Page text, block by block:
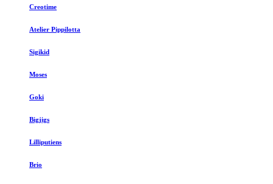
Creotime
Atelier Pippilotta
Sigikid
Moses
Goki
Bigjigs
Lilliputiens
Brio